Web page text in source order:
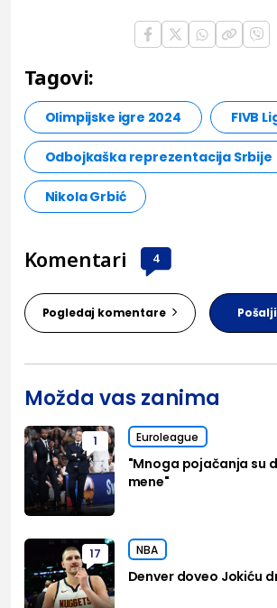
Tagovi:
Olimpijske igre 2024 FIVB
Odbojkaška reprezentacija Srbije
Nikola Grbić
Komentari 4
Pogledaj komentare
Možda vas zanima
1 Euroleague
"Mnoga pojačanja su
mene"
17 NBA
Denver doveo Jokiću